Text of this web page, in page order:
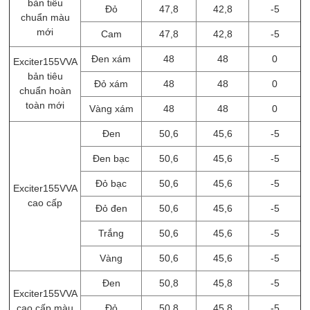
bản tiêu
chuẩn màu
mới
Đỏ 47,8 42,8 -5
Cam 47,8 42,8 -5
Exciter155VVA
bản tiêu
chuẩn hoàn
toàn mới
Đen xám 48 48 0
Đỏ xám 48 48 0
Vàng xám 48 48 0
Exciter155VVA
cao cấp
Đen 50,6 45,6 -5
Đen bạc 50,6 45,6 -5
Đỏ bạc 50,6 45,6 -5
Đỏ đen 50,6 45,6 -5
Trắng 50,6 45,6 -5
Vàng 50,6 45,6 -5
Exciter155VVA
Đen 50,8 45,8 -5